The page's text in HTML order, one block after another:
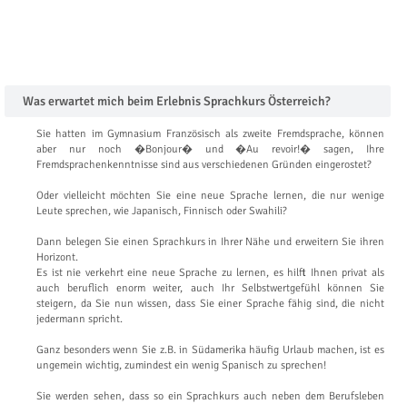
Was erwartet mich beim Erlebnis Sprachkurs Österreich?
Sie hatten im Gymnasium Französisch als zweite Fremdsprache, können
aber nur noch �Bonjour� und �Au revoir!� sagen, Ihre
Fremdsprachenkenntnisse sind aus verschiedenen Gründen eingerostet?
Oder vielleicht möchten Sie eine neue Sprache lernen, die nur wenige
Leute sprechen, wie Japanisch, Finnisch oder Swahili?
Dann belegen Sie einen Sprachkurs in Ihrer Nähe und erweitern Sie ihren
Horizont.
Es ist nie verkehrt eine neue Sprache zu lernen, es hilft Ihnen privat als
auch beruflich enorm weiter, auch Ihr Selbstwertgefühl können Sie
steigern, da Sie nun wissen, dass Sie einer Sprache fähig sind, die nicht
jedermann spricht.
Ganz besonders wenn Sie z.B. in Südamerika häufig Urlaub machen, ist es
ungemein wichtig, zumindest ein wenig Spanisch zu sprechen!
Sie werden sehen, dass so ein Sprachkurs auch neben dem Berufsleben